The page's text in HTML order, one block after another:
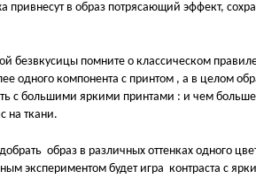
привнесут в образ потрясающий эффект,
безвкусицы помните о классическом
одного компонента с принтом , а в целом
с большими яркими принтами : и чем
на ткани.
образ в различных оттенках одного
экспериментом будет игра контраста с